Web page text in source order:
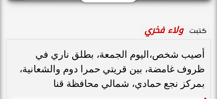
كتبت ولاء فخري
أصيب شخص،اليوم الجمعة، بطلق ناري في
ظروف غامضة، بين قريتي حمرا دوم والشعانية،
بمركز نجع حمادي، شمالي محافظة قنا